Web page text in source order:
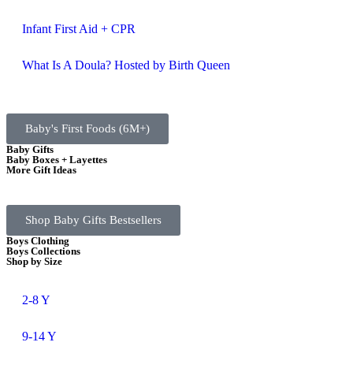
Infant First Aid + CPR
What Is A Doula? Hosted by Birth Queen
Baby's First Foods (6M+)
Baby Gifts
Baby Boxes + Layettes
More Gift Ideas
Shop Baby Gifts Bestsellers
Boys Clothing
Boys Collections
Shop by Size
2-8 Y
9-14 Y